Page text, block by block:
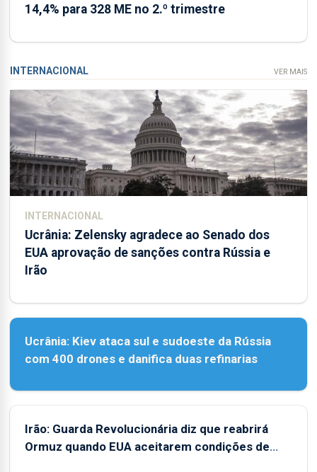
14,4% para 328 ME no 2.º trimestre
INTERNACIONAL VER MAIS
INTERNACIONAL
Ucrânia: Zelensky agradece ao Senado dos
EUA aprovação de sanções contra Rússia e
Irão
Ucrânia: Kiev ataca sul e sudoeste da Rússia
com 400 drones e danifica duas refinarias
Irão: Guarda Revolucionária diz que reabrirá
Ormuz quando EUA aceitarem condições de